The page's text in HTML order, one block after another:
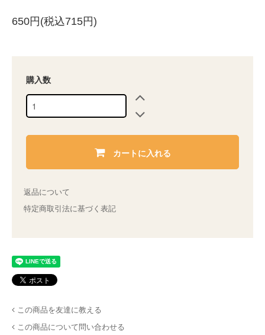
650円(税込715円)
購入数
カートに入れる
返品について
特定商取引法に基づく表記
この商品を友達に教える
この商品について問い合わせる